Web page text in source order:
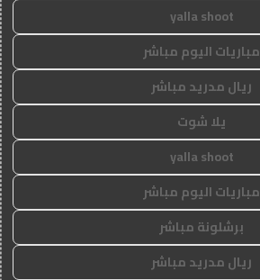
yalla shoot
مباريات اليوم مباشر
ريال مدريد مباشر
يلا شوت
yalla shoot
مباريات اليوم مباشر
برشلونة مباشر
ريال مدريد مباشر